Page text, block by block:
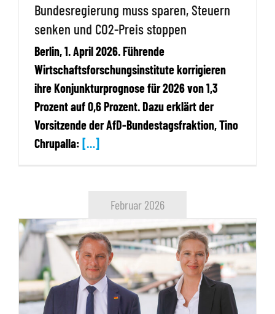
Bundesregierung muss sparen, Steuern
senken und CO2-Preis stoppen
Berlin, 1. April 2026. Führende
Wirtschaftsforschungsinstitute korrigieren
ihre Konjunkturprognose für 2026 von 1,3
Prozent auf 0,6 Prozent. Dazu erklärt der
Vorsitzende der AfD-Bundestagsfraktion, Tino
Chrupalla: […]
Februar 2026